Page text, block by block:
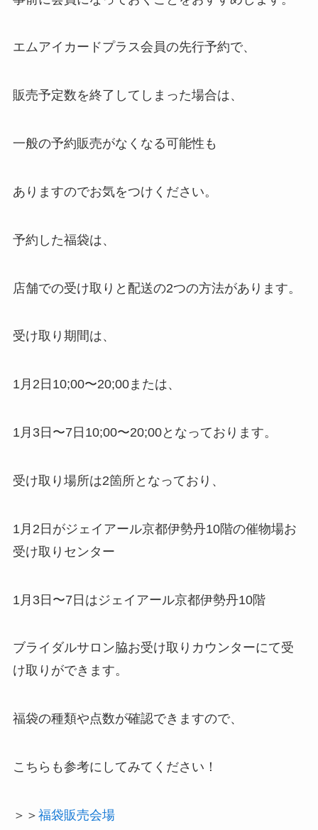
エムアイカードプラス会員の先行予約で、
販売予定数を終了してしまった場合は、
一般の予約販売がなくなる可能性も
ありますのでお気をつけください。
予約した福袋は、
店舗での受け取りと配送の2つの方法があります。
受け取り期間は、
1月2日10;00〜20;00または、
1月3日〜7日10;00〜20;00となっております。
受け取り場所は2箇所となっており、
1月2日がジェイアール京都伊勢丹10階の催物場お
受け取りセンター
1月3日〜7日はジェイアール京都伊勢丹10階
ブライダルサロン脇お受け取りカウンターにて受
け取りができます。
福袋の種類や点数が確認できますので、
こちらも参考にしてみてください！
＞＞ 福袋販売会場